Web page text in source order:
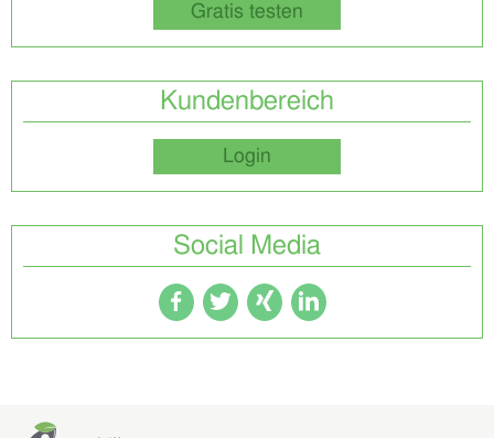
Gratis testen
Kundenbereich
Login
Social Media